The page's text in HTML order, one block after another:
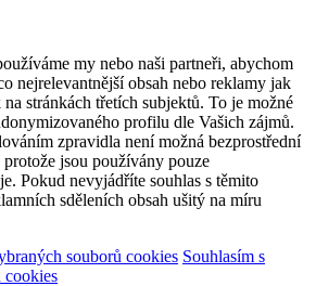
my nebo naši partneři, abychom
nejrelevantnější obsah nebo reklamy jak
stránkách třetích subjektů. To je možné
profilu dle Vašich zájmů.
zpravidla není možná bezprostřední
jsou používány pouze
Pokud nevyjádříte souhlas s těmito
sděleních obsah ušitý na míru
souborů cookies Souhlasím s
cookies